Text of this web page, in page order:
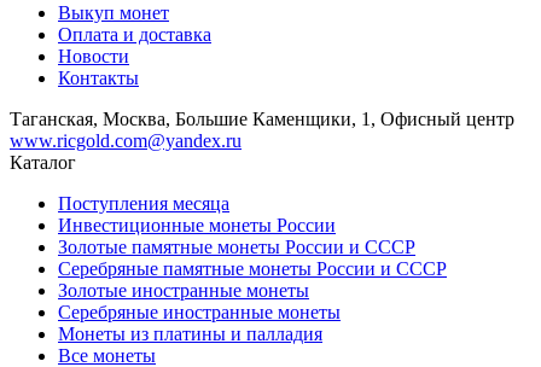
Выкуп монет
Оплата и доставка
Новости
Контакты
Таганская, Москва, Большие Каменщики, 1, Офисный центр
www.ricgold.com@yandex.ru
Каталог
Поступления месяца
Инвестиционные монеты России
Золотые памятные монеты России и СССР
Серебряные памятные монеты России и СССР
Золотые иностранные монеты
Серебряные иностранные монеты
Монеты из платины и палладия
Все монеты